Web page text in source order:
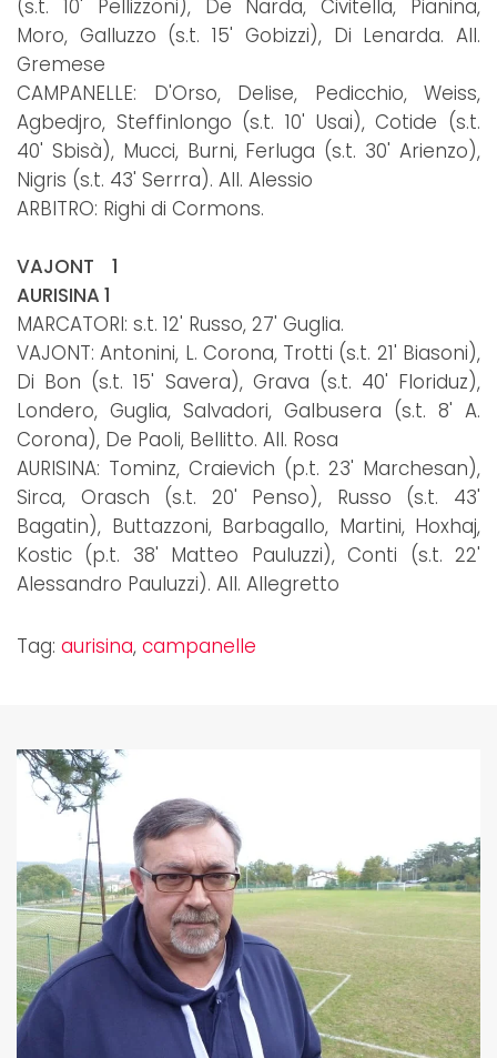
(s.t. 10' Pellizzoni), De Narda, Civitella, Pianina,
Moro, Galluzzo (s.t. 15' Gobizzi), Di Lenarda. All.
Gremese
CAMPANELLE: D'Orso, Delise, Pedicchio, Weiss,
Agbedjro, Steffinlongo (s.t. 10' Usai), Cotide (s.t.
40' Sbisà), Mucci, Burni, Ferluga (s.t. 30' Arienzo),
Nigris (s.t. 43' Serrra). All. Alessio
ARBITRO: Righi di Cormons.
VAJONT 1
AURISINA 1
MARCATORI: s.t. 12' Russo, 27' Guglia.
VAJONT: Antonini, L. Corona, Trotti (s.t. 21' Biasoni),
Di Bon (s.t. 15' Savera), Grava (s.t. 40' Floriduz),
Londero, Guglia, Salvadori, Galbusera (s.t. 8' A.
Corona), De Paoli, Bellitto. All. Rosa
AURISINA: Tominz, Craievich (p.t. 23' Marchesan),
Sirca, Orasch (s.t. 20' Penso), Russo (s.t. 43'
Bagatin), Buttazzoni, Barbagallo, Martini, Hoxhaj,
Kostic (p.t. 38' Matteo Pauluzzi), Conti (s.t. 22'
Alessandro Pauluzzi). All. Allegretto
Tag: aurisina, campanelle